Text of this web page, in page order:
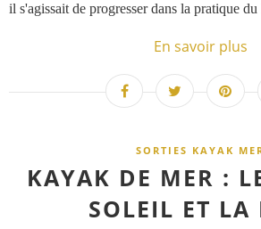
il s'agissait de progresser dans la pratique
En savoir plus
SORTIES KAYAK
KAYAK DE MER :
SOLEIL ET LA